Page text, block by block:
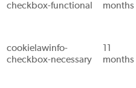
checkbox-functional
months
cookielawinfo-
checkbox-necessary
months